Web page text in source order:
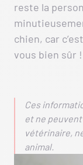
reste la
chien, car
vous bien sûr !
Ces
et ne
vétérinaire,
animal.